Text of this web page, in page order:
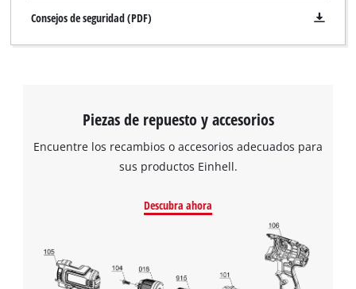
Consejos de seguridad (PDF)
Piezas de repuesto y accesorios
Encuentre los recambios o accesorios adecuados para
sus productos Einhell.
Descubra ahora